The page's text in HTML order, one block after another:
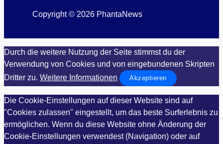
Copyright © 2026 PhantaNews
Durch die weitere Nutzung der Seite stimmst du der
Verwendung von Cookies und von eingebundenen Skripten
Dritter zu. Weitere Informationen Akzeptieren
Die Cookie-Einstellungen auf dieser Website sind auf
"Cookies zulassen" eingestellt, um das beste Surferlebnis zu
ermöglichen. Wenn du diese Website ohne Änderung der
Cookie-Einstellungen verwendest (Navigation) oder auf